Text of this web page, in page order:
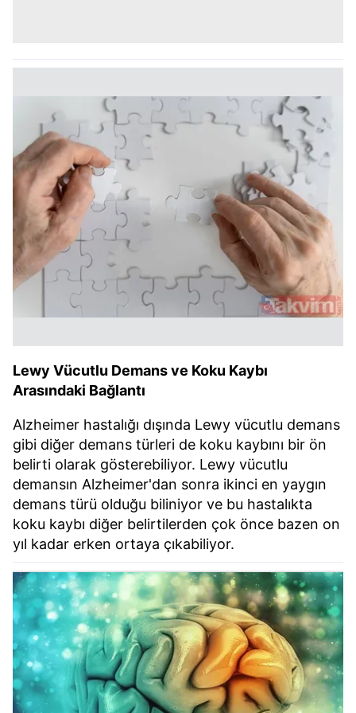
Lewy Vücutlu Demans ve Koku Kaybı
Arasındaki Bağlantı
Alzheimer hastalığı dışında Lewy vücutlu demans
gibi diğer demans türleri de koku kaybını bir ön
belirti olarak gösterebiliyor. Lewy vücutlu
demansın Alzheimer'dan sonra ikinci en yaygın
demans türü olduğu biliniyor ve bu hastalıkta
koku kaybı diğer belirtilerden çok önce bazen on
yıl kadar erken ortaya çıkabiliyor.